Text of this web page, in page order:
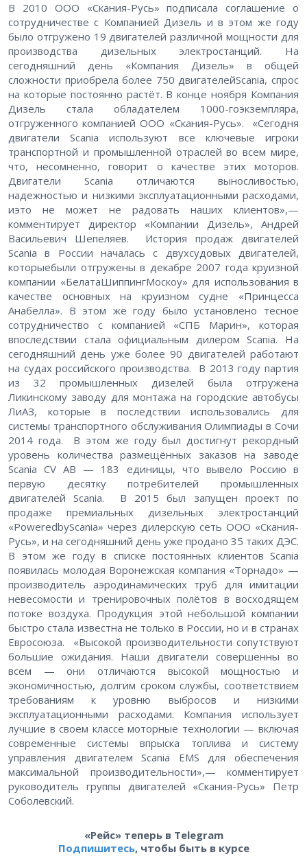
В 2010 ООО «Скания-Русь» подписала соглашение о
сотрудничестве с Компанией Дизель и в этом же году
было отгружено 19 двигателей различной мощности для
производства дизельных электростанций. На
сегодняшний день «Компания Дизель» в общей
сложности приобрела более 750 двигателейScania, спрос
на которые постоянно растёт. В конце ноября Компания
Дизель стала обладателем 1000-гоэкземпляра,
отгруженного компанией ООО «Скания-Русь». «Сегодня
двигатели Scania используют все ключевые игроки
транспортной и промышленной отраслей во всем мире,
что, несомненно, говорит о качестве этих моторов.
Двигатели Scania отличаются выносливостью,
надежностью и низкими эксплуатационными расходами,
иэто не может не радовать наших клиентов»,—
комментирует директор «Компании Дизель», Андрей
Васильевич Шепеляев. История продаж двигателей
Scania в России началась с двухсудовых двигателей,
которыебыли отгружены в декабре 2007 года круизной
компании «БелатаШиппингМоскоу» для использования в
качестве основных на круизном судне «Принцесса
Анабелла». В этом же году было установлено тесное
сотрудничество с компанией «СПБ Марин», которая
впоследствии стала официальным дилером Scania. На
сегодняшний день уже более 90 двигателей работают
на судах российского производства. В 2013 году партия
из 32 промышленных дизелей была отгружена
Ликинскому заводу для монтажа на городские автобусы
ЛиАЗ, которые в последствии использовались для
системы транспортного обслуживания Олимпиады в Сочи
2014 года. В этом же году был достигнут рекордный
уровень количества размещённых заказов на заводе
Scania CV AB — 183 единицы, что вывело Россию в
первую десятку потребителей промышленных
двигателей Scania. В 2015 был запущен проект по
продаже премиальных дизельных электростанций
«PoweredbyScania» через дилерскую сеть ООО «Скания-
Русь», и на сегодняшний день уже продано 35 таких ДЭС.
В этом же году в списке постоянных клиентов Scania
появилась молодая Воронежская компания «Торнадо» —
производитель аэродинамических труб для имитации
невесомости и тренировочных полётов в восходящем
потоке воздуха. Продукция этой небольшой компании
быстро стала известна не только в России, но и в странах
Евросоюза. «Высокой производительности сопутствуют
большие ожидания. Наши двигатели совершенны во
всем — они отличаются высокой мощностью и
экономичностью, долгим сроком службы, соответствием
требованиям к уровню выбросов и низкими
эксплуатационными расходами. Компания использует
лучшие в своем классе моторные технологии — включая
современные системы впрыска топлива и систему
управления двигателем Scania EMS для обеспечения
максимальной производительности»,— комментирует
руководитель группы двигателей «Скания-Русь» Петр
Соболевский.
«Рейс» теперь в Telegram
Подпишитесь, чтобы быть в курсе